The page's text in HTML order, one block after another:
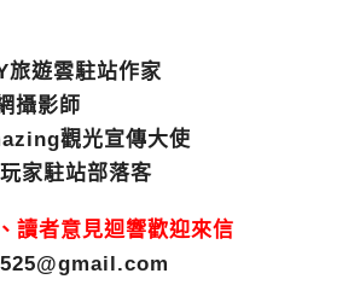
旅遊雲駐站作家
攝影師
觀光宣傳大使
家駐站部落客
讀者意見迴響歡迎來信